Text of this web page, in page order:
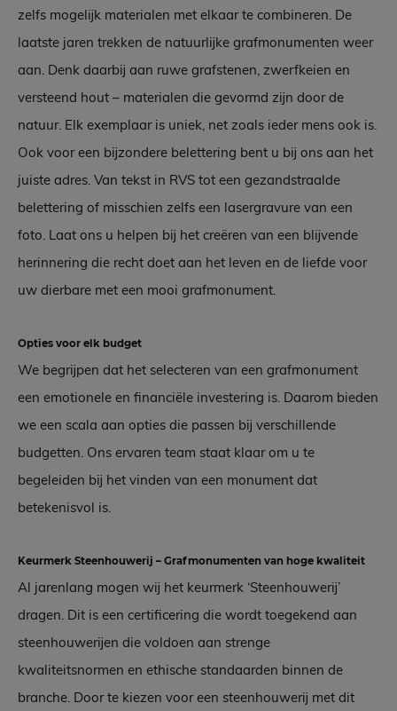
zelfs mogelijk materialen met elkaar te combineren. De
laatste jaren trekken de natuurlijke grafmonumenten weer
aan. Denk daarbij aan ruwe grafstenen, zwerfkeien en
versteend hout – materialen die gevormd zijn door de
natuur. Elk exemplaar is uniek, net zoals ieder mens ook is.
Ook voor een bijzondere belettering bent u bij ons aan het
juiste adres. Van tekst in RVS tot een gezandstraalde
belettering of misschien zelfs een lasergravure van een
foto. Laat ons u helpen bij het creëren van een blijvende
herinnering die recht doet aan het leven en de liefde voor
uw dierbare met een mooi grafmonument.
Opties voor elk budget
We begrijpen dat het selecteren van een grafmonument
een emotionele en financiële investering is. Daarom bieden
we een scala aan opties die passen bij verschillende
budgetten. Ons ervaren team staat klaar om u te
begeleiden bij het vinden van een monument dat
betekenisvol is.
Keurmerk Steenhouwerij – Grafmonumenten van hoge kwaliteit
Al jarenlang mogen wij het keurmerk ‘Steenhouwerij’
dragen. Dit is een certificering die wordt toegekend aan
steenhouwerijen die voldoen aan strenge
kwaliteitsnormen en ethische standaarden binnen de
branche. Door te kiezen voor een steenhouwerij met dit